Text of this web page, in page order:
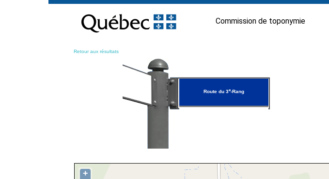
contenu
Commission de toponymie
Retour aux résultats
Route du 3e-Rang
+